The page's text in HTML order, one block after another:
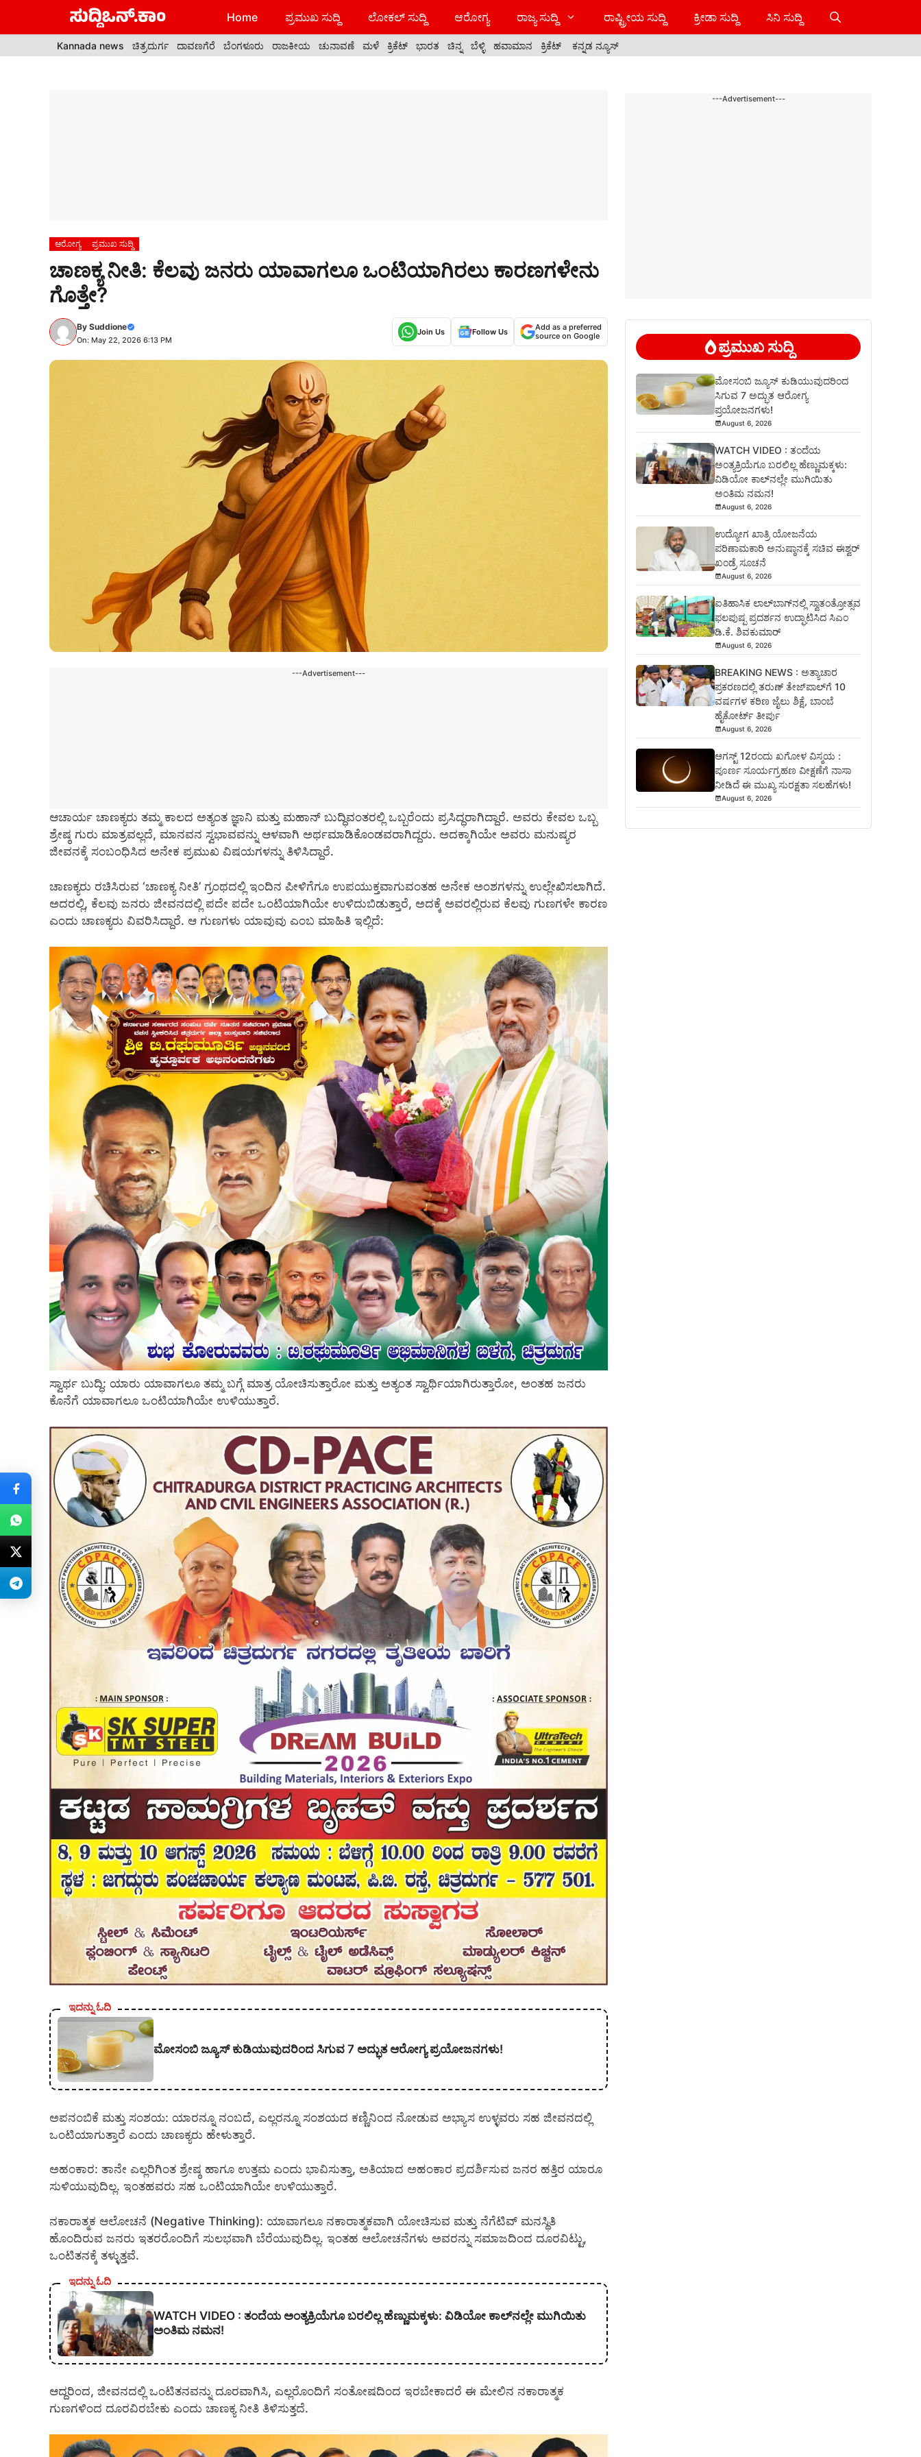
Home ಪ್ರಮುಖ ಸುದ್ದಿ ಲೋಕಲ್ ಸುದ್ದಿ ಆರೋಗ್ಯ ರಾಜ್ಯ ಸುದ್ದಿ ರಾಷ್ಟ್ರೀಯ ಸುದ್ದಿ ಕ್ರೀಡಾ ಸುದ್ದಿ ಸಿನಿ ಸುದ್ದಿ
Kannada news ಚಿತ್ರದುರ್ಗ ದಾವಣಗೆರೆ ಬೆಂಗಳೂರು ರಾಜಕೀಯ ಚುನಾವಣೆ ಮಳೆ ಕ್ರಿಕೆಟ್ ಭಾರತ ಚಿನ್ನ ಬೆಳ್ಳಿ ಹವಾಮಾನ ಕ್ರಿಕೆಟ್ ಕನ್ನಡ ನ್ಯೂಸ್
ಆರೋಗ್ಯ ಪ್ರಮುಖ ಸುದ್ದಿ
ಚಾಣಕ್ಯ ನೀತಿ: ಕೆಲವು ಜನರು ಯಾವಾಗಲೂ ಒಂಟಿಯಾಗಿರಲು ಕಾರಣಗಳೇನು
ಗೊತ್ತೇ?
By Suddione
On: May 22, 2026 6:13 PM
Join Us Follow Us
Add as a preferred
source on Google
---Advertisement---
ಆಚಾರ್ಯ ಚಾಣಕ್ಯರು ತಮ್ಮ ಕಾಲದ ಅತ್ಯಂತ ಜ್ಞಾನಿ ಮತ್ತು ಮಹಾನ್ ಬುದ್ಧಿವಂತರಲ್ಲಿ ಒಬ್ಬರೆಂದು ಪ್ರಸಿದ್ಧರಾಗಿದ್ದಾರೆ. ಅವರು ಕೇವಲ ಒಬ್ಬ
ಶ್ರೇಷ್ಠ ಗುರು ಮಾತ್ರವಲ್ಲದೆ, ಮಾನವನ ಸ್ವಭಾವವನ್ನು ಆಳವಾಗಿ ಅರ್ಥಮಾಡಿಕೊಂಡವರಾಗಿದ್ದರು. ಅದಕ್ಕಾಗಿಯೇ ಅವರು ಮನುಷ್ಯರ
ಜೀವನಕ್ಕೆ ಸಂಬಂಧಿಸಿದ ಅನೇಕ ಪ್ರಮುಖ ವಿಷಯಗಳನ್ನು ತಿಳಿಸಿದ್ದಾರೆ.
ಚಾಣಕ್ಯರು ರಚಿಸಿರುವ ‘ಚಾಣಕ್ಯ ನೀತಿ’ ಗ್ರಂಥದಲ್ಲಿ ಇಂದಿನ ಪೀಳಿಗೆಗೂ ಉಪಯುಕ್ತವಾಗುವಂತಹ ಅನೇಕ ಅಂಶಗಳನ್ನು ಉಲ್ಲೇಖಿಸಲಾಗಿದೆ.
ಅದರಲ್ಲಿ, ಕೆಲವು ಜನರು ಜೀವನದಲ್ಲಿ ಪದೇ ಪದೇ ಒಂಟಿಯಾಗಿಯೇ ಉಳಿದುಬಿಡುತ್ತಾರೆ, ಅದಕ್ಕೆ ಅವರಲ್ಲಿರುವ ಕೆಲವು ಗುಣಗಳೇ ಕಾರಣ
ಎಂದು ಚಾಣಕ್ಯರು ವಿವರಿಸಿದ್ದಾರೆ. ಆ ಗುಣಗಳು ಯಾವುವು ಎಂಬ ಮಾಹಿತಿ ಇಲ್ಲಿದೆ:
ಸ್ವಾರ್ಥ ಬುದ್ಧಿ: ಯಾರು ಯಾವಾಗಲೂ ತಮ್ಮ ಬಗ್ಗೆ ಮಾತ್ರ ಯೋಚಿಸುತ್ತಾರೋ ಮತ್ತು ಅತ್ಯಂತ ಸ್ವಾರ್ಥಿಯಾಗಿರುತ್ತಾರೋ, ಅಂತಹ ಜನರು
ಕೊನೆಗೆ ಯಾವಾಗಲೂ ಒಂಟಿಯಾಗಿಯೇ ಉಳಿಯುತ್ತಾರೆ.
ಇದನ್ನು ಓದಿ
ಮೋಸಂಬಿ ಜ್ಯೂಸ್ ಕುಡಿಯುವುದರಿಂದ ಸಿಗುವ 7 ಅದ್ಭುತ ಆರೋಗ್ಯ ಪ್ರಯೋಜನಗಳು!
ಅಪನಂಬಿಕೆ ಮತ್ತು ಸಂಶಯ: ಯಾರನ್ನೂ ನಂಬದೆ, ಎಲ್ಲರನ್ನೂ ಸಂಶಯದ ಕಣ್ಣಿನಿಂದ ನೋಡುವ ಅಭ್ಯಾಸ ಉಳ್ಳವರು ಸಹ ಜೀವನದಲ್ಲಿ
ಒಂಟಿಯಾಗುತ್ತಾರೆ ಎಂದು ಚಾಣಕ್ಯರು ಹೇಳುತ್ತಾರೆ.
ಅಹಂಕಾರ: ತಾನೇ ಎಲ್ಲರಿಗಿಂತ ಶ್ರೇಷ್ಠ ಹಾಗೂ ಉತ್ತಮ ಎಂದು ಭಾವಿಸುತ್ತಾ, ಅತಿಯಾದ ಅಹಂಕಾರ ಪ್ರದರ್ಶಿಸುವ ಜನರ ಹತ್ತಿರ ಯಾರೂ
ಸುಳಿಯುವುದಿಲ್ಲ. ಇಂತಹವರು ಸಹ ಒಂಟಿಯಾಗಿಯೇ ಉಳಿಯುತ್ತಾರೆ.
ನಕಾರಾತ್ಮಕ ಆಲೋಚನೆ (Negative Thinking): ಯಾವಾಗಲೂ ನಕಾರಾತ್ಮಕವಾಗಿ ಯೋಚಿಸುವ ಮತ್ತು ನೆಗೆಟಿವ್ ಮನಸ್ಥಿತಿ
ಹೊಂದಿರುವ ಜನರು ಇತರರೊಂದಿಗೆ ಸುಲಭವಾಗಿ ಬೆರೆಯುವುದಿಲ್ಲ. ಇಂತಹ ಆಲೋಚನೆಗಳು ಅವರನ್ನು ಸಮಾಜದಿಂದ ದೂರವಿಟ್ಟು,
ಒಂಟಿತನಕ್ಕೆ ತಳ್ಳುತ್ತವೆ.
ಇದನ್ನು ಓದಿ
WATCH VIDEO : ತಂದೆಯ ಅಂತ್ಯಕ್ರಿಯೆಗೂ ಬರಲಿಲ್ಲ ಹೆಣ್ಣುಮಕ್ಕಳು: ವಿಡಿಯೋ ಕಾಲ್‌ನಲ್ಲೇ ಮುಗಿಯಿತು
ಅಂತಿಮ ನಮನ!
ಆದ್ದರಿಂದ, ಜೀವನದಲ್ಲಿ ಒಂಟಿತನವನ್ನು ದೂರವಾಗಿಸಿ, ಎಲ್ಲರೊಂದಿಗೆ ಸಂತೋಷದಿಂದ ಇರಬೇಕಾದರೆ ಈ ಮೇಲಿನ ನಕಾರಾತ್ಮಕ
ಗುಣಗಳಿಂದ ದೂರವಿರಬೇಕು ಎಂದು ಚಾಣಕ್ಯ ನೀತಿ ತಿಳಿಸುತ್ತದೆ.
---Advertisement---
ಪ್ರಮುಖ ಸುದ್ದಿ
ಮೋಸಂಬಿ ಜ್ಯೂಸ್ ಕುಡಿಯುವುದರಿಂದ
ಸಿಗುವ 7 ಅದ್ಭುತ ಆರೋಗ್ಯ
ಪ್ರಯೋಜನಗಳು!
August 6, 2026
WATCH VIDEO : ತಂದೆಯ
ಅಂತ್ಯಕ್ರಿಯೆಗೂ ಬರಲಿಲ್ಲ ಹೆಣ್ಣುಮಕ್ಕಳು:
ವಿಡಿಯೋ ಕಾಲ್‌ನಲ್ಲೇ ಮುಗಿಯಿತು
ಅಂತಿಮ ನಮನ!
August 6, 2026
ಉದ್ಯೋಗ ಖಾತ್ರಿ ಯೋಜನೆಯ
ಪರಿಣಾಮಕಾರಿ ಅನುಷ್ಠಾನಕ್ಕೆ ಸಚಿವ ಈಶ್ವರ್
ಖಂಡ್ರೆ ಸೂಚನೆ
August 6, 2026
ಐತಿಹಾಸಿಕ ಲಾಲ್‌ಬಾಗ್‌ನಲ್ಲಿ ಸ್ವಾತಂತ್ರೋತ್ಸವ
ಫಲಪುಷ್ಪ ಪ್ರದರ್ಶನ ಉದ್ಘಾಟಿಸಿದ ಸಿಎಂ
ಡಿ.ಕೆ. ಶಿವಕುಮಾರ್
August 6, 2026
BREAKING NEWS : ಅತ್ಯಾಚಾರ
ಪ್ರಕರಣದಲ್ಲಿ ತರುಣ್ ತೇಜ್‌ಪಾಲ್‌ಗೆ 10
ವರ್ಷಗಳ ಕಠಿಣ ಜೈಲು ಶಿಕ್ಷೆ, ಬಾಂಬೆ
ಹೈಕೋರ್ಟ್ ತೀರ್ಪು
August 6, 2026
ಆಗಸ್ಟ್ 12ರಂದು ಖಗೋಳ ವಿಸ್ಮಯ :
ಪೂರ್ಣ ಸೂರ್ಯಗ್ರಹಣ ವೀಕ್ಷಣೆಗೆ ನಾಸಾ
ನೀಡಿದೆ ಈ ಮುಖ್ಯ ಸುರಕ್ಷತಾ ಸಲಹೆಗಳು!
August 6, 2026